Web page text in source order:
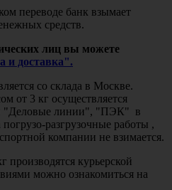
переводе банк взымает
средств.
лиц вы можете
и доставка".
со склада в Москве.
от 3 кг осуществляется
"Деловые линии", "ПЭК" в
разгрузочные работы ,
компании не взимается.
производятся курьерской
можно ознакомиться на